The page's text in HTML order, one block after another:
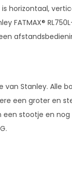
horizontaal,
FATMAX®
Stanley. Alle
een groter en
stootje en